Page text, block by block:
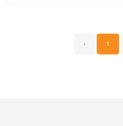
‹ 1